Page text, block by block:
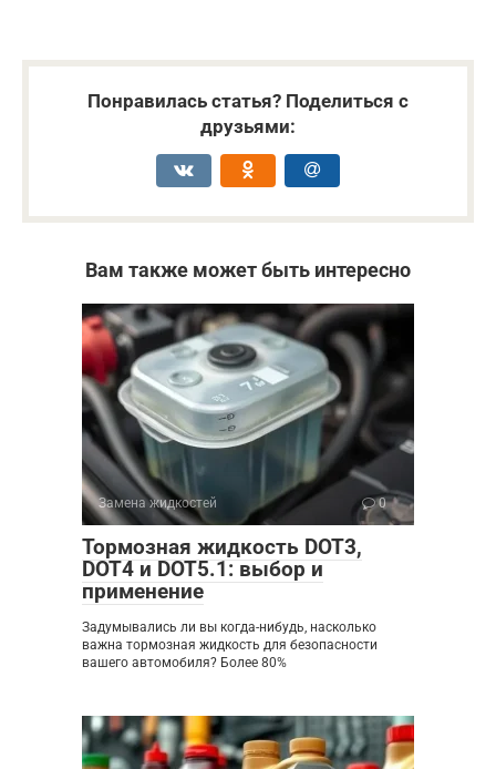
Понравилась статья? Поделиться с
друзьями:
Вам также может быть интересно
Замена жидкостей 0
Тормозная жидкость DOT3,
DOT4 и DOT5.1: выбор и
применение
Задумывались ли вы когда-нибудь, насколько
важна тормозная жидкость для безопасности
вашего автомобиля? Более 80%